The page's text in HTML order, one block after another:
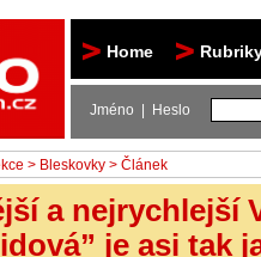
Home
Jméno | Heslo
> Bleskovky > Článek
a nejrychlejší
je asi tak